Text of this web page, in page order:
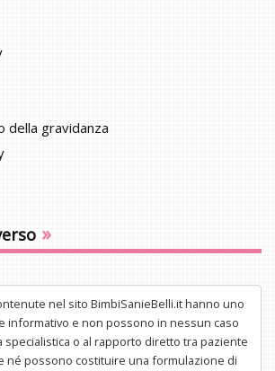
della gravidanza
»
nel sito BimbiSanieBelli.it hanno uno
informativo e non possono in nessun caso
specialistica o al rapporto diretto tra paziente
né possono costituire una formulazione di